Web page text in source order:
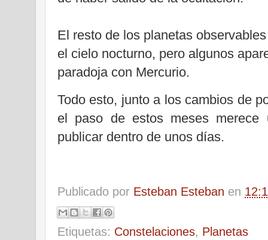
El resto de los planetas
el cielo nocturno, pero algunos
paradoja con Mercurio.
Todo esto, junto a los cambios de
el paso de estos meses merece
publicar dentro de unos días.
Publicado por Esteban Esteban en
Etiquetas: Constelaciones, Planetas